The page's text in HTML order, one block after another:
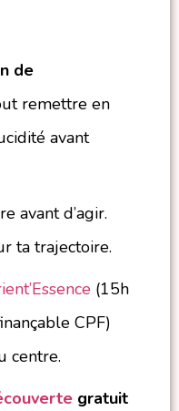
de
remettre en
avant
avant d’agir.
ta trajectoire.
(15h
CPF)
centre.
gratuit